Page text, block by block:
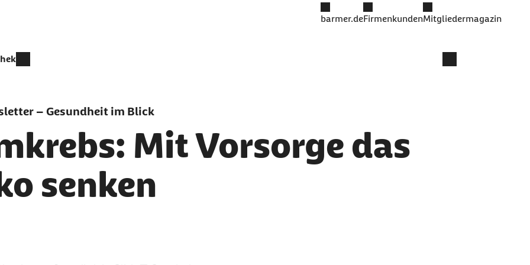
barmer.deFirmenkundenMitgliedermagazin
– Gesundheit im Blick
Mit Vorsorge das
senken
als